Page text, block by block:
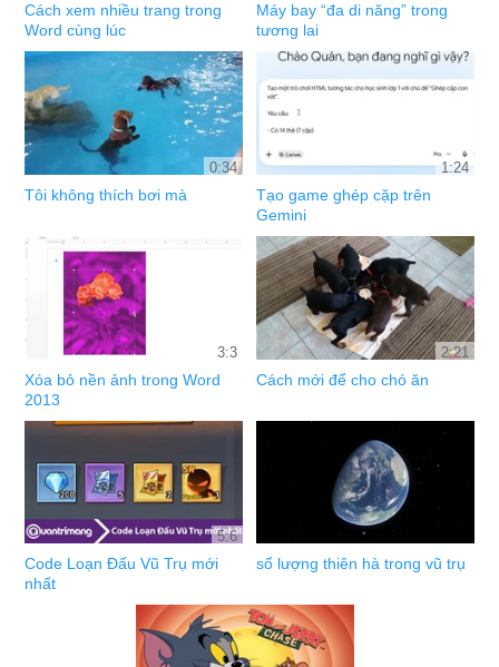
Cách xem nhiều trang trong
Word cùng lúc
Máy bay “đa di năng” trong
tương lai
0:34
Tôi không thích bơi mà
1:24
Tạo game ghép cặp trên
Gemini
3:3
Xóa bỏ nền ảnh trong Word
2013
2:21
Cách mới để cho chó ăn
5:6
Code Loạn Đấu Vũ Trụ mới
nhất
số lượng thiên hà trong vũ trụ